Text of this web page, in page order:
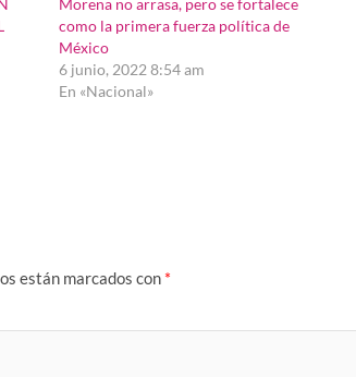
Morena no arrasa, pero se fortalece
como la primera fuerza política de
México
6 junio, 2022 8:54 am
En «Nacional»
están marcados con *